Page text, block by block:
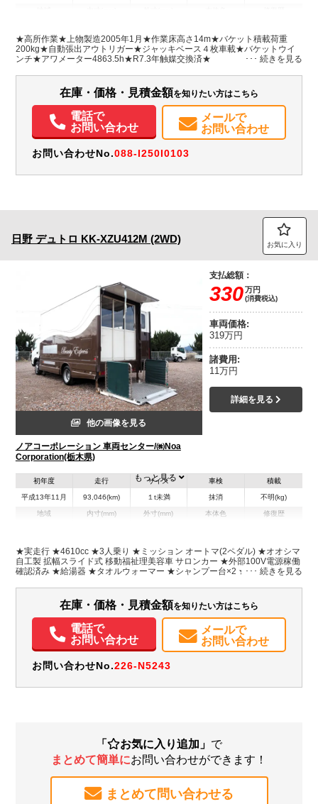
愛知県 -
W:1,890
H:3,350
無
パワステ パワーウィンドウ ABS エアバッグ
★高所作業★上物製造2005年1月★作業床高さ14m★バケット積載荷重
200kg★自動張出アウトリガー★ジャッキベース４枚車載★バケットウイ
ンチ★アワメーター4863.5h★R7.3年触媒交換済★
在庫・価格・見積金額を知りたい方はこちら
電話で
お問い合わせ
メールで
お問い合わせ
お問い合わせNo.088-I250I0103
日野 デュトロ KK-XZU412M (2WD) お気に入り
他の画像を見る
ノアコーポレーション 車両センター/㈱Noa
Corporation(栃木県)
支払総額：
330万円
(消費税込)
車両価格:
319万円
諸費用:
11万円
詳細を見る
初年度
平成13年11月
走行
93,046(km)
サイズ
１t未満
車検
抹消
積載
不明(kg)
地域 内寸(mm) 外寸(mm)
H:3,460
本体色 修復歴
装備情報
パワステ
もっと見る
★実走行 ★4610cc ★3人乗り ★ミッション オートマ(2ペダル) ★オオシマ
自工製 拡幅スライド式 移動福祉理美容車 サロンカー ★外部100V電源稼働
確認済み ★給湯器 ★タオルウォーマー ★シャンプー台×2 ★庫内用エアコ
ーゲート
在庫・価格・見積金額を知りたい方はこちら
電話で
お問い合わせ
メールで
お問い合わせ
お問い合わせNo.226-N5243
「 お気に入り追加」 で
まとめて簡単にお問い合わせができます！
まとめて問い合わせる